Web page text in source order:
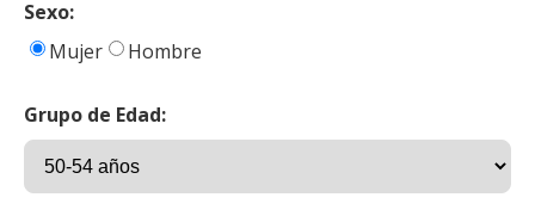
Sexo:
Mujer
Hombre
Grupo de Edad: